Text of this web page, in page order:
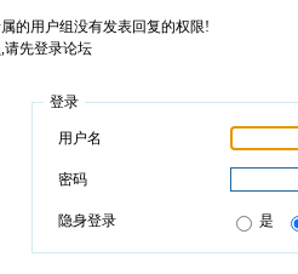
的用户组没有发表回复的权限!
请先登录论坛
登录
用户名
密码
隐身登录 是